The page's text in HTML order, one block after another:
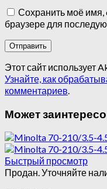
Сохранить моё имя,
браузере для
Этот сайт использует
Узнайте, как
комментариев
Может
Быстрый просмотр
Продан. Уточняйте